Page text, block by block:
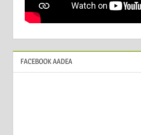
FACEBOOK AADEA